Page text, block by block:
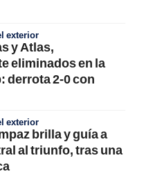
exterior
y Atlas,
eliminados en la
derrota 2-0 con
exterior
brilla y guía a
al triunfo, tras una